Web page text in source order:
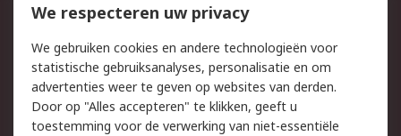
Bestellen
Inkoopoplossingen
Track & Trace
Wettelijk
We respecteren uw privacy
We gebruiken cookies en andere technologieën voor
statistische gebruiksanalyses, personalisatie en om
advertenties weer te geven op websites van derden.
Door op "Alles accepteren" te klikken, geeft u
toestemming voor de verwerking van niet-essentiële